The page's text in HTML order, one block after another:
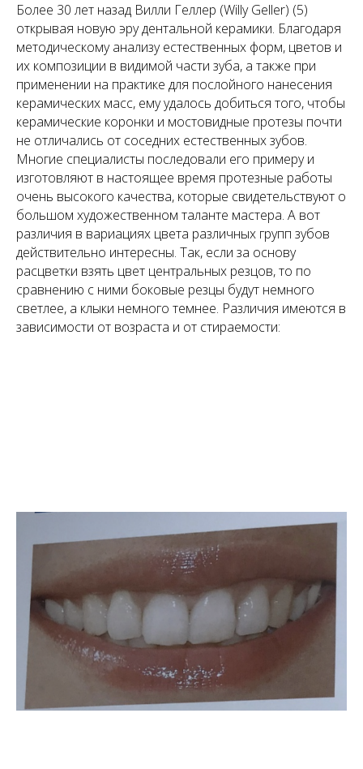
Более 30 лет назад Вилли Геллер (Willy Geller) (5)
открывая новую эру дентальной керамики. Благодаря
методическому анализу естественных форм, цветов и
их композиции в видимой части зуба, а также при
применении на практике для послойного нанесения
керамических масс, ему удалось добиться того, чтобы
керамические коронки и мостовидные протезы почти
не отличались от соседних естественных зубов.
Многие специалисты последовали его примеру и
изготовляют в настоящее время протезные работы
очень высокого качества, которые свидетельствуют о
большом художественном таланте мастера. А вот
различия в вариациях цвета различных групп зубов
действительно интересны. Так, если за основу
расцветки взять цвет центральных резцов, то по
сравнению с ними боковые резцы будут немного
светлее, а клыки немного темнее. Различия имеются в
зависимости от возраста и от стираемости: